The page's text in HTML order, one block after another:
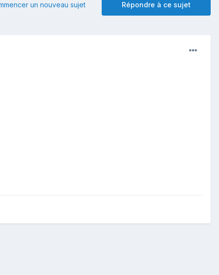
Répondre à ce sujet
un nouveau sujet